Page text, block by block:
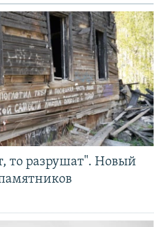
то разрушат". Новый